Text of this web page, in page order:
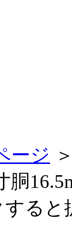
ージ
胴
ると